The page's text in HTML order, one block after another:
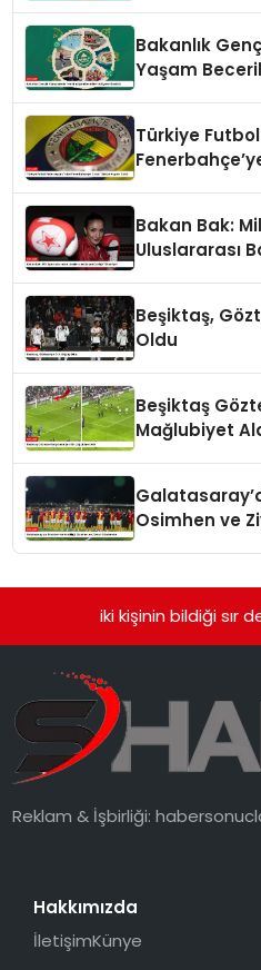
Bakanlık
Yaşam
Türkiye
Bakan Bak:
Uluslararası
Beşiktaş,
Oldu
Beşiktaş
Mağlubiyet
Osimhen ve
iki kişinin bildiği sır
Reklam & İşbirliği:
Hakkımızda
İletişimKünye